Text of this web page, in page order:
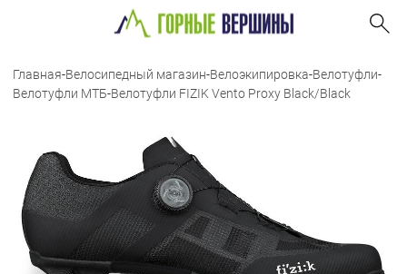
Главная-Велосипедный магазин-Велоэкипировка-Велотуфли-
Велотуфли МТБ-Велотуфли FIZIK Vento Proxy Black/Black